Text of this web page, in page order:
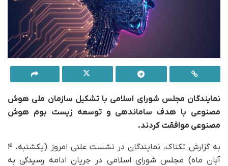
نمایندگان مجلس شورای اسلامی با تشکیل سازمان ملی هوش
مصنوعی با هدف ساماندهی و توسعه زیست بوم هوش
مصنوعی موافقت کردند.
به گزارش تکناک، نمایندگان در نشست علنی امروز (یکشنبه، ۴
آبان ماه) مجلس شورای اسلامی در جریان ادامه رسیدگی به